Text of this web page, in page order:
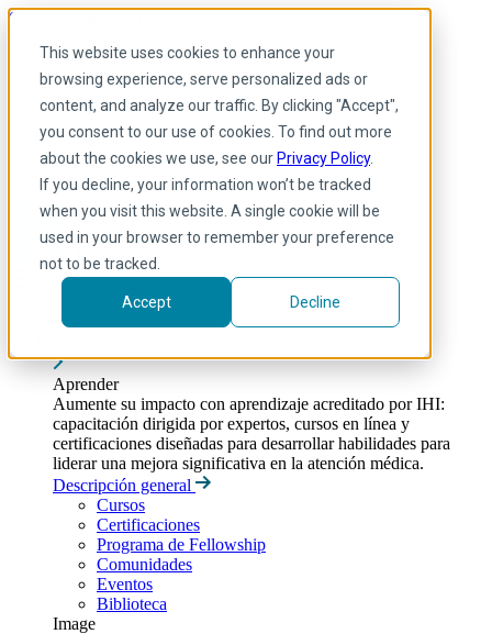
This website uses cookies to enhance your
browsing experience, serve personalized ads or
content, and analyze our traffic. By clicking "Accept",
you consent to our use of cookies. To find out more
about the cookies we use, see our Privacy Policy.
If you decline, your information won’t be tracked
when you visit this website. A single cookie will be
used in your browser to remember your preference
not to be tracked.
Accept Decline
Skip to main content
Spanish
Arabic
Inglés
Francés
Portuguese
Spanish
Aprender
Aumente su impacto con aprendizaje acreditado por IHI:
capacitación dirigida por expertos, cursos en línea y
certificaciones diseñadas para desarrollar habilidades para
liderar una mejora significativa en la atención médica.
Descripción general
Cursos
Certificaciones
Programa de Fellowship
Comunidades
Eventos
Biblioteca
Image